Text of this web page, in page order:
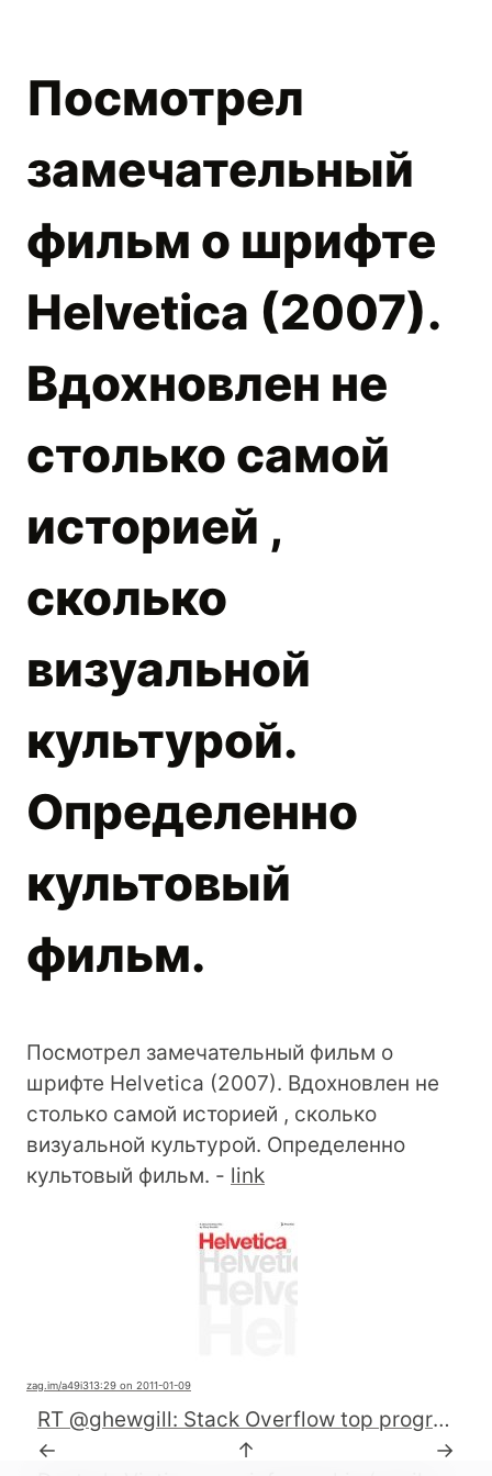
Посмотрел
замечательный
фильм о шрифте
Helvetica (2007).
Вдохновлен не
столько самой
историей ,
сколько
визуальной
культурой.
Определенно
культовый
фильм.
Посмотрел замечательный фильм о
шрифте Helvetica (2007). Вдохновлен не
столько самой историей , сколько
визуальной культурой. Определенно
культовый фильм. - link
zag.im/a49i313:29 on 2011-01-09
RT @ghewgill: Stack Overflow top programming questions in ebook format for Kindle: http://meta.stackoverflow.com/q/74399/893 #stackoverflow #kindle
←
↑
→